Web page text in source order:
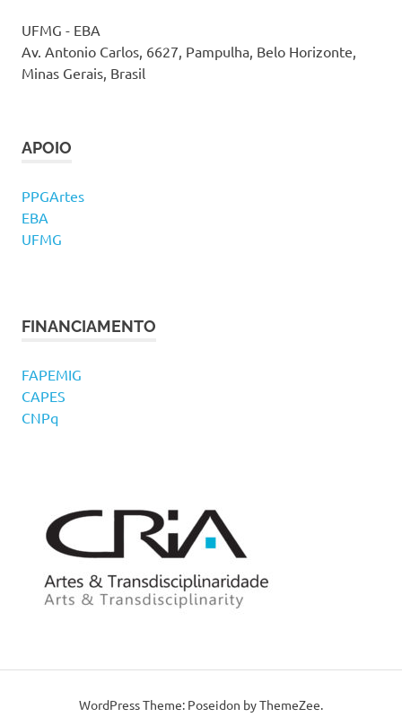
UFMG - EBA
Av. Antonio Carlos, 6627, Pampulha, Belo Horizonte,
Minas Gerais, Brasil
APOIO
PPGArtes
EBA
UFMG
FINANCIAMENTO
FAPEMIG
CAPES
CNPq
WordPress Theme: Poseidon by ThemeZee.